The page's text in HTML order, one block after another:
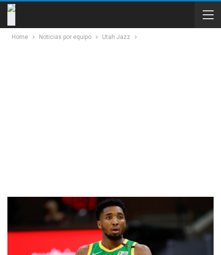
Home Noticias por equipo Utah Jazz